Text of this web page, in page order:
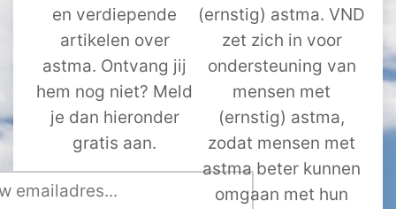
en verdiepende
artikelen over
astma. Ontvang jij
hem nog niet? Meld
je dan hieronder
gratis aan.
(ernstig) astma. VND
zet zich in voor
ondersteuning van
mensen met
(ernstig) astma,
zodat mensen met
astma beter kunnen
omgaan met hun